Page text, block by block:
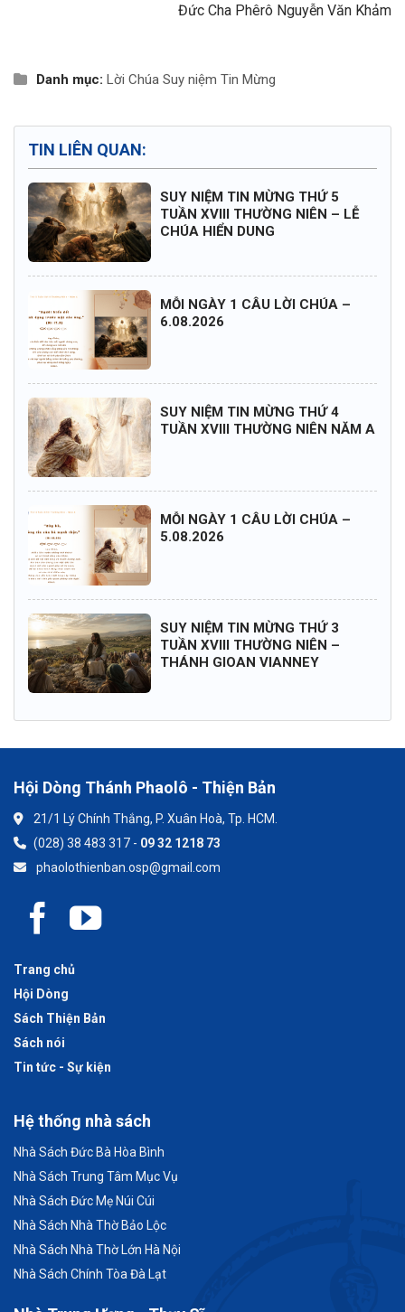
Đức Cha Phêrô Nguyễn Văn Khảm
Danh mục: Lời Chúa Suy niệm Tin Mừng
TIN LIÊN QUAN:
SUY NIỆM TIN MỪNG THỨ 5
TUẦN XVIII THƯỜNG NIÊN – LỄ
CHÚA HIỂN DUNG
MỖI NGÀY 1 CÂU LỜI CHÚA –
6.08.2026
SUY NIỆM TIN MỪNG THỨ 4
TUẦN XVIII THƯỜNG NIÊN NĂM A
MỖI NGÀY 1 CÂU LỜI CHÚA –
5.08.2026
SUY NIỆM TIN MỪNG THỨ 3
TUẦN XVIII THƯỜNG NIÊN –
THÁNH GIOAN VIANNEY
Hội Dòng Thánh Phaolô - Thiện Bản
21/1 Lý Chính Thắng, P. Xuân Hoà, Tp. HCM.
(028) 38 483 317 - 09 32 1218 73
phaolothienban.osp@gmail.com
Trang chủ
Hội Dòng
Sách Thiện Bản
Sách nói
Tin tức - Sự kiện
Hệ thống nhà sách
Nhà Sách Đức Bà Hòa Bình
Nhà Sách Trung Tâm Mục Vụ
Nhà Sách Đức Mẹ Núi Cúi
Nhà Sách Nhà Thờ Bảo Lộc
Nhà Sách Nhà Thờ Lớn Hà Nội
Nhà Sách Chính Tòa Đà Lạt